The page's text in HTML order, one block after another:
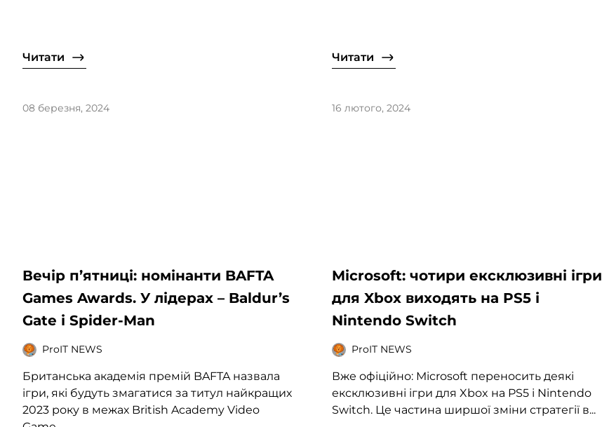
Читати Читати
08 березня, 2024
Вечір п’ятниці: номінанти BAFTA
Games Awards. У лідерах – Baldur’s
Gate і Spider-Man
ProIT NEWS
Британська академія премій BAFTA назвала
ігри, які будуть змагатися за титул найкращих
2023 року в межах British Academy Video
16 лютого, 2024
Microsoft: чотири ексклюзивні ігри
для Xbox виходять на PS5 і
Nintendo Switch
ProIT NEWS
Вже офіційно: Microsoft переносить деякі
ексклюзивні ігри для Xbox на PS5 і Nintendo
Switch. Це частина ширшої зміни стратегії в...